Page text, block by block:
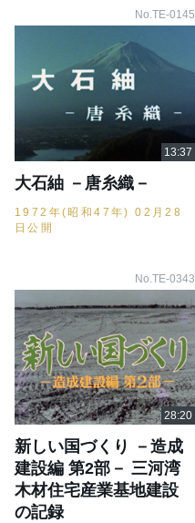
No.TE-0145
大石紬 －唐糸織－
1972年(昭和47年) 02月28
日公開
No.TE-0343
新しい国づくり －造成
建設編 第2部－ 三河湾
木材住宅産業基地建設
の記録